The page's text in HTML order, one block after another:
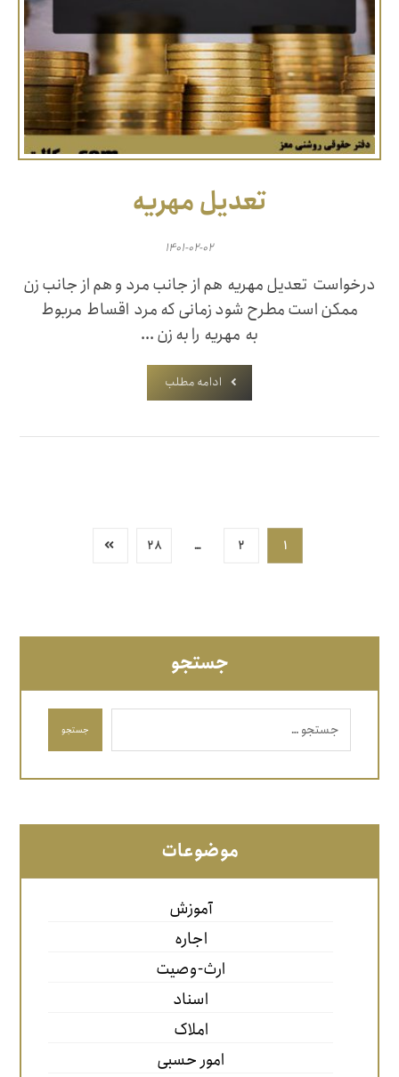
تعدیل مهریه
۱۴۰۱-۰۲-۰۲
درخواست تعدیل مهریه هم از جانب مرد و هم از جانب زن
ممکن است مطرح شود زمانی که مرد اقساط مربوط
به مهریه را به زن ...
ادامه مطلب
۱ ۲ … ۲۸
جستجو
جستجو
موضوعات
آموزش
اجاره
ارث-وصیت
اسناد
املاک
امور حسبی